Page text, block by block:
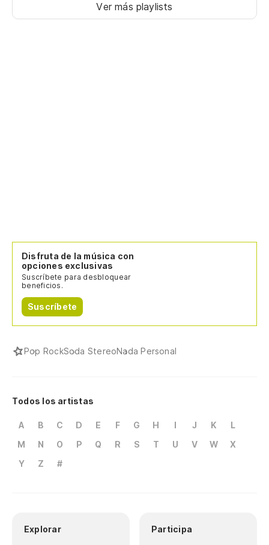
Ver más playlists
Disfruta de la música con
opciones exclusivas
Suscríbete para desbloquear
beneficios.
Suscríbete
Pop RockSoda StereoNada Personal
Todos los artistas
A B C D E F G H J K
L
M
N O P Q R S T U V W
X
Y
Z #
Explorar Participa